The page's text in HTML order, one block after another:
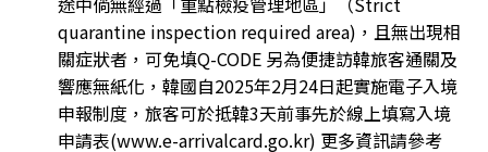
quarantine inspection required area)，且無出現相
關症狀者，可免填Q-CODE 另為便捷訪韓旅客通關及
響應無紙化，韓國自2025年2月24日起實施電子入境
申報制度，旅客可於抵韓3天前事先於線上填寫入境
申請表(www.e-arrivalcard.go.kr) 更多資訊請參考